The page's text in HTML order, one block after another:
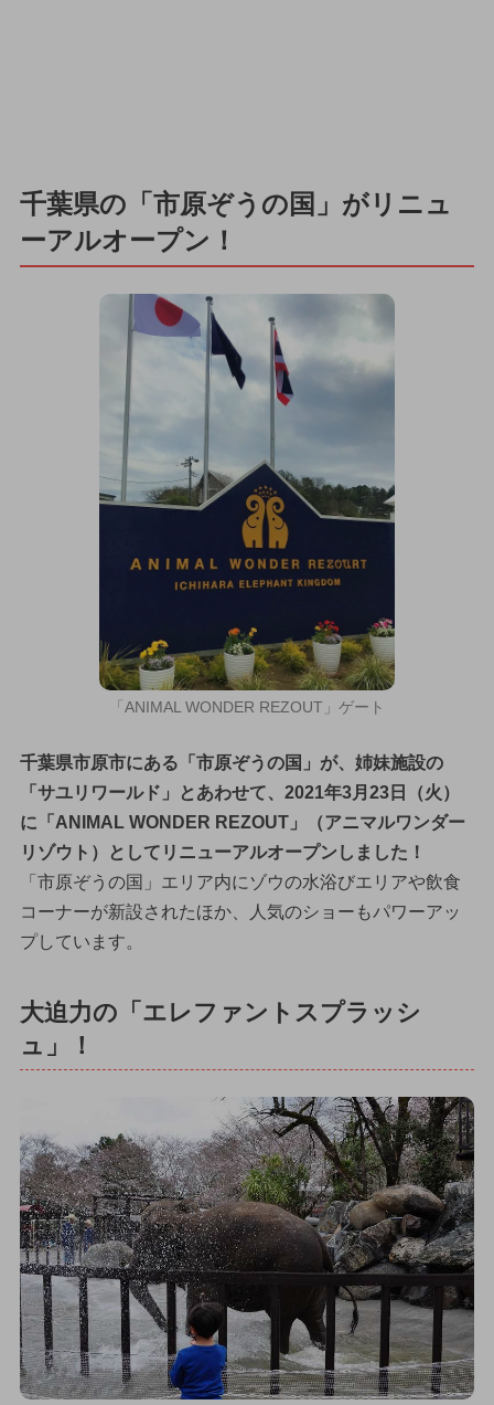
千葉県の「市原ぞうの国」がリニュ
ーアルオープン！
「ANIMAL WONDER REZOUT」ゲート
千葉県市原市にある「市原ぞうの国」が、姉妹施設の
「サユリワールド」とあわせて、2021年3月23日（火）
に「ANIMAL WONDER REZOUT」（アニマルワンダー
リゾウト）としてリニューアルオープンしました！
「市原ぞうの国」エリア内にゾウの水浴びエリアや飲食
コーナーが新設されたほか、人気のショーもパワーアッ
プしています。
大迫力の「エレファントスプラッシ
ュ」！